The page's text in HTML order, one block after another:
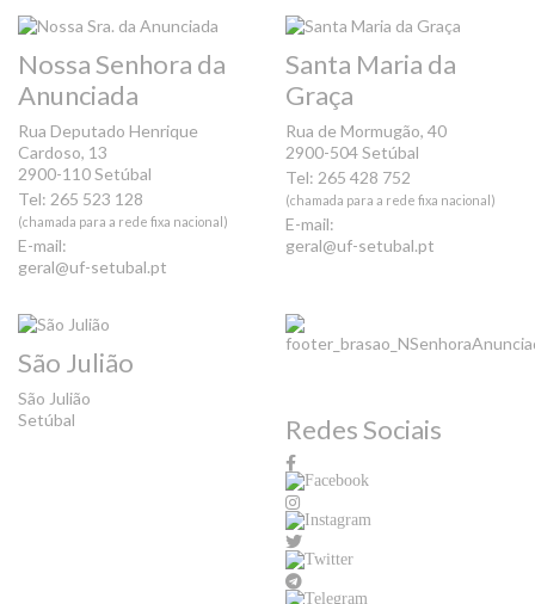
Nossa Senhora da
Anunciada
Rua Deputado Henrique
Cardoso, 13
2900-110 Setúbal
Tel: 265 523 128
(chamada para a rede fixa nacional)
E-mail:
geral@uf-setubal.pt
Santa Maria da
Graça
Rua de Mormugão, 40
2900-504 Setúbal
Tel: 265 428 752
(chamada para a rede fixa nacional)
E-mail:
geral@uf-setubal.pt
São Julião
São Julião
Setúbal
Redes Sociais